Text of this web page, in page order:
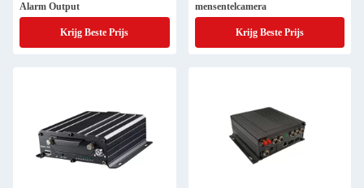
Alarm Output
Krijg Beste Prijs
mensentelcamera
Krijg Beste Prijs